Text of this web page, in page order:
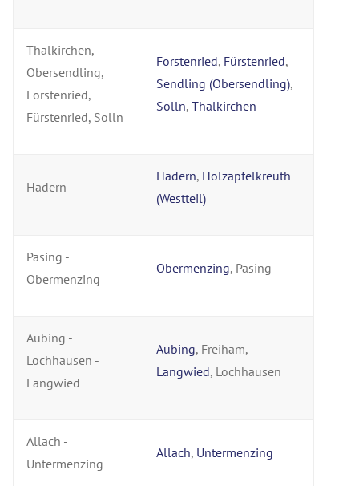
Thalkirchen,
Obersendling,
Forstenried,
Fürstenried, Solln
Forstenried, Fürstenried,
Sendling (Obersendling),
Solln, Thalkirchen
Hadern
Hadern, Holzapfelkreuth
(Westteil)
Pasing -
Obermenzing
Obermenzing, Pasing
Aubing -
Lochhausen -
Langwied
Aubing, Freiham,
Langwied, Lochhausen
Allach -
Untermenzing
Allach, Untermenzing